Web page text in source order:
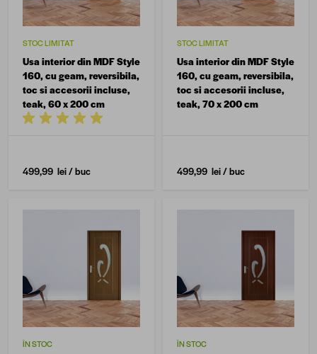
STOC LIMITAT
Usa interior din MDF Style
160, cu geam, reversibila,
toc si accesorii incluse,
teak, 60 x 200 cm
499,99 lei/ buc
STOC LIMITAT
Usa interior din MDF Style
160, cu geam, reversibila,
toc si accesorii incluse,
teak, 70 x 200 cm
499,99 lei/ buc
ÎN STOC ÎN STOC